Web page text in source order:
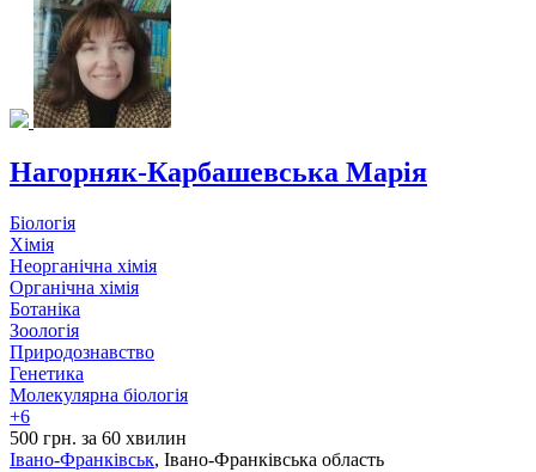
Нагорняк-Карбашевська Марія
Біологія
Хімія
Неорганічна хімія
Органічна хімія
Ботаніка
Зоологія
Природознавство
Генетика
Молекулярна біологія
+6
500 грн. за 60 хвилин
Івано-Франківськ, Івано-Франківська область